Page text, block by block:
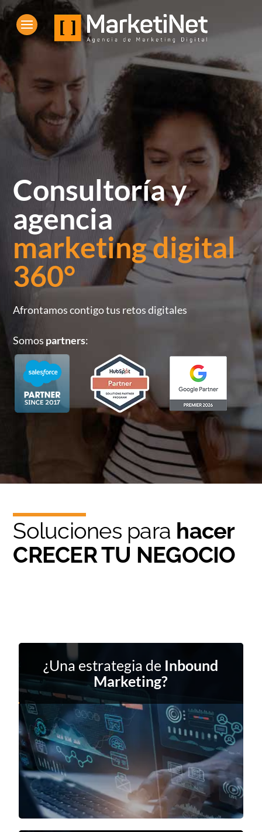
Consultoría y
agencia
marketing digital
360°
Afrontamos contigo tus retos digitales
Somos partners:
Soluciones para hacer
CRECER TU NEGOCIO
¿Una estrategia de Inbound
Marketing?